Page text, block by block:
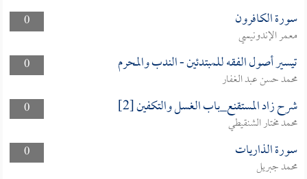
0 سورة الكافرون
معمر الإندونيسي
0
تيسير أصول الفقه للمبتدئين - الندب والمحرم
محمد حسن عبد الغفار
0
شرح زاد المستقنع_باب الغسل والتكفين [2]
محمد مختار الشنقيطي
0
سورة الذاريات
محمد جبريل